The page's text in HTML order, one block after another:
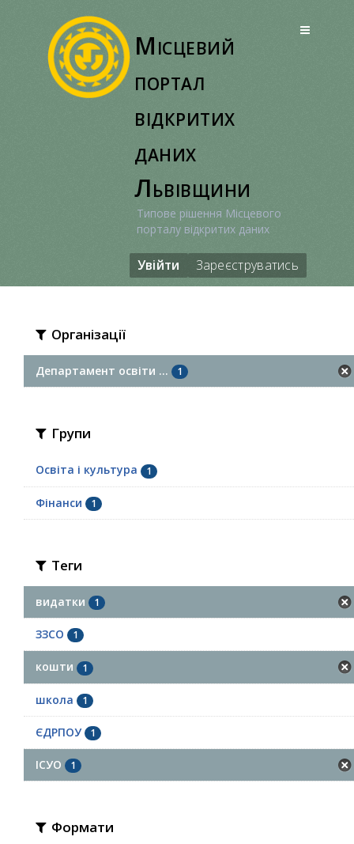
Місцевий
портал
відкритих
даних
Львівщини
Типове рішення Місцевого
порталу відкритих даних
Увійти Зареєструватись
Організації
Департамент освіти ... 1
Групи
Освіта і культура 1
Фінанси 1
Теги
видатки 1
ЗЗСО 1
кошти 1
школа 1
ЄДРПОУ 1
ІСУО 1
Формати